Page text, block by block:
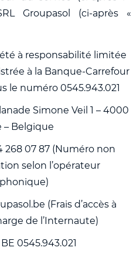
Groupasol (ci-après «
à responsabilité limitée
à la Banque-Carrefour
le numéro 0545.943.021
Simone Veil 1 – 4000
– Belgique
268 07 87 (Numéro non
selon l’opérateur
(Frais d’accès à
de l’Internaute)
0545.943.021